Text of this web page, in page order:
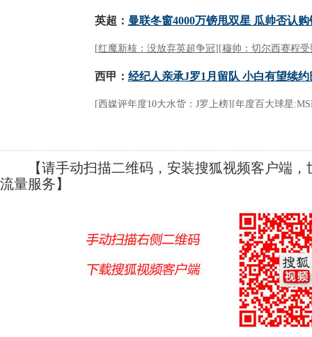
【请手动扫描二维码，安装搜狐视频客户端，
流量服务】